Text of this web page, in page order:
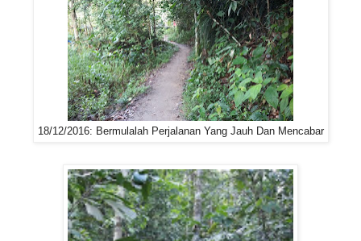
18/12/2016: Bermulalah Perjalanan Yang Jauh Dan Mencabar